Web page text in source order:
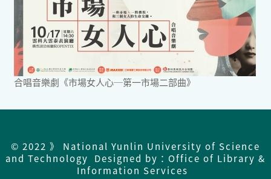
合唱音樂劇《市場女人心─第一市場二部曲》
© 2022 》 National Yunlin University of Science
and Technology Designed by：Office of Library &
Information Services